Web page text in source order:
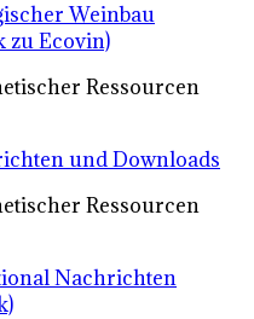
Weinbau
zu Ecovin)
Ressourcen
und Downloads
Ressourcen
Nachrichten